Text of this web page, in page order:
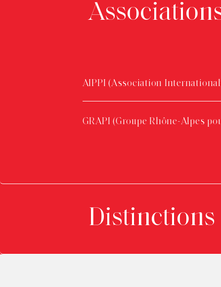
AIPPI (Association
GRAPI (Groupe Rhône-Alpes
Distinctions